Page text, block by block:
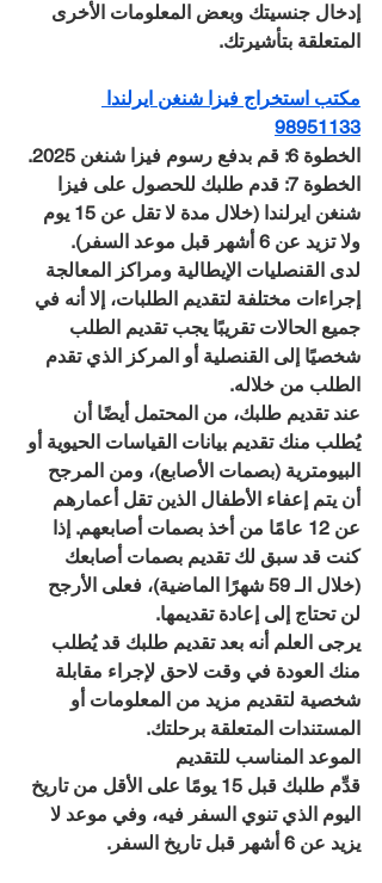
إدخال جنسيتك وبعض المعلومات الأخرى
المتعلقة بتأشيرتك.
مكتب استخراج فيزا شنغن ايرلندا
98951133
الخطوة 6: قم بدفع رسوم فيزا شنغن 2025.
الخطوة 7: قدم طلبك للحصول على فيزا
شنغن ايرلندا (خلال مدة لا تقل عن 15 يوم
ولا تزيد عن 6 أشهر قبل موعد السفر).
لدى القنصليات الإيطالية ومراكز المعالجة
إجراءات مختلفة لتقديم الطلبات، إلا أنه في
جميع الحالات تقريبًا يجب تقديم الطلب
شخصيًا إلى القنصلية أو المركز الذي تقدم
الطلب من خلاله.
عند تقديم طلبك، من المحتمل أيضًا أن
يُطلب منك تقديم بيانات القياسات الحيوية أو
البيومترية (بصمات الأصابع)، ومن المرجح
أن يتم إعفاء الأطفال الذين تقل أعمارهم
عن 12 عامًا من أخذ بصمات أصابعهم. إذا
كنت قد سبق لك تقديم بصمات أصابعك
(خلال الـ 59 شهرًا الماضية)، فعلى الأرجح
لن تحتاج إلى إعادة تقديمها.
يرجى العلم أنه بعد تقديم طلبك قد يُطلب
منك العودة في وقت لاحق لإجراء مقابلة
شخصية لتقديم مزيد من المعلومات أو
المستندات المتعلقة برحلتك.
الموعد المناسب للتقديم
قدِّم طلبك قبل 15 يومًا على الأقل من تاريخ
اليوم الذي تنوي السفر فيه، وفي موعد لا
يزيد عن 6 أشهر قبل تاريخ السفر.